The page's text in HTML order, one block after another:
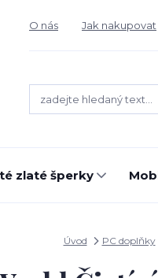
O nás Jak nakupovat
zlaté šperky
Úvod PC doplňky